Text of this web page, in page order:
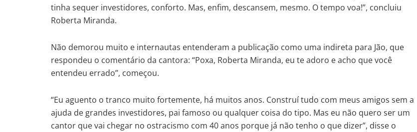
tinha sequer investidores, conforto. Mas, enfim, descansem, mesmo. O tempo voa!”, concluiu
Roberta Miranda.
Não demorou muito e internautas entenderam a publicação como uma indireta para Jão, que
respondeu o comentário da cantora: “Poxa, Roberta Miranda, eu te adoro e acho que você
entendeu errado”, começou.
“Eu aguento o tranco muito fortemente, há muitos anos. Construí tudo com meus amigos sem a
ajuda de grandes investidores, pai famoso ou qualquer coisa do tipo. Mas eu não quero ser um
cantor que vai chegar no ostracismo com 40 anos porque já não tenho o que dizer”, disse o